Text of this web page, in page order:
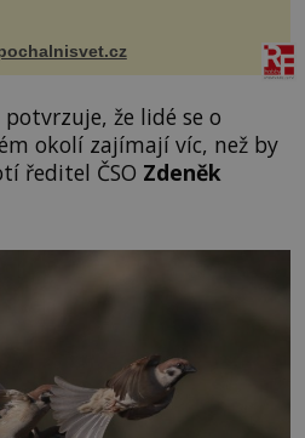
že lidé se o
okolí zajímají víc, než by
ředitel ČSO Zdeněk